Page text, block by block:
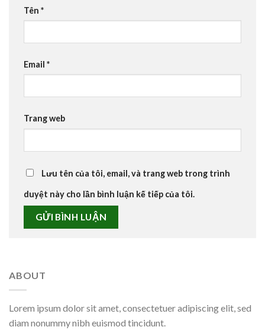
Tên *
Email *
Trang web
Lưu tên của tôi, email, và trang web trong trình
duyệt này cho lần bình luận kế tiếp của tôi.
ABOUT
Lorem ipsum dolor sit amet, consectetuer adipiscing elit, sed
diam nonummy nibh euismod tincidunt.